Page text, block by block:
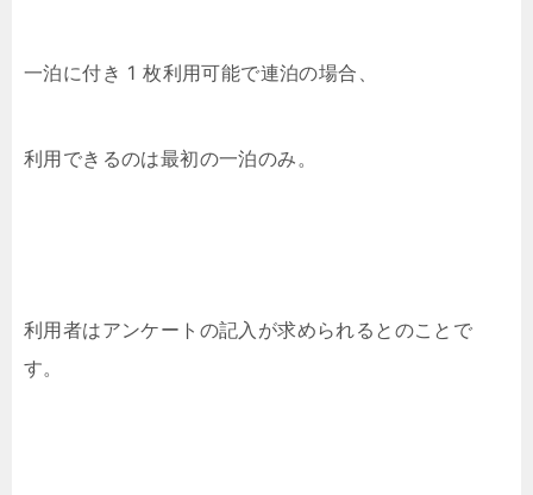
一泊に付き 1 枚利用可能で連泊の場合、
利用できるのは最初の一泊のみ。
利用者はアンケートの記入が求められるとのことで
す。